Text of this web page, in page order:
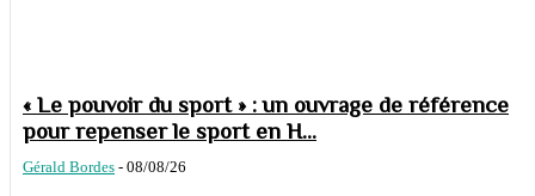
« Le pouvoir du sport » : un ouvrage de référence
pour repenser le sport en H...
Gérald Bordes - 08/08/26